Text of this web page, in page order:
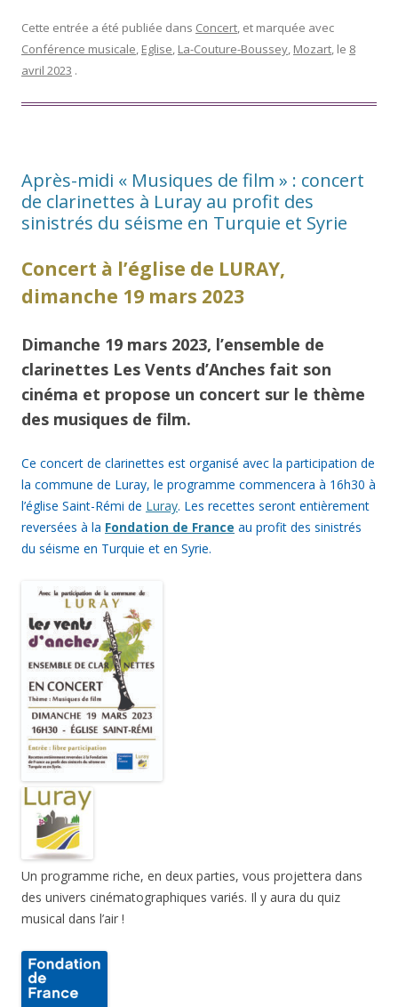
Cette entrée a été publiée dans Concert, et marquée avec
Conférence musicale, Eglise, La-Couture-Boussey, Mozart, le 8
avril 2023 .
Après-midi « Musiques de film » : concert
de clarinettes à Luray au profit des
sinistrés du séisme en Turquie et Syrie
Concert à l’église de LURAY,
dimanche 19 mars 2023
Dimanche 19 mars 2023, l’ensemble de
clarinettes Les Vents d’Anches fait son
cinéma et propose un concert sur le thème
des musiques de film.
Ce concert de clarinettes est organisé avec la participation de
la commune de Luray, le programme commencera à 16h30 à
l’église Saint-Rémi de Luray. Les recettes seront entièrement
reversées à la Fondation de France au profit des sinistrés
du séisme en Turquie et en Syrie.
Un programme riche, en deux parties, vous projettera dans
des univers cinématographiques variés. Il y aura du quiz
musical dans l’air !